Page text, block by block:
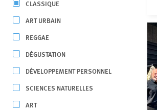
CLASSIQUE
ART URBAIN
REGGAE
DÉGUSTATION
DÉVELOPPEMENT PERSONNEL
SCIENCES NATURELLES
ART